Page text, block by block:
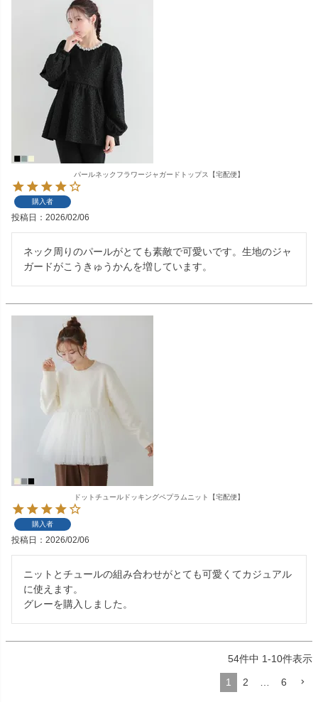
パールネックフラワージャガードトップス【宅配便】
購入者
投稿日 2026/02/06
ネック周りのパールがとても素敵で可愛いです。生地のジャ
ガードがこうきゅうかんを増しています。
ドットチュールドッキングペプラムニット【宅配便】
購入者
投稿日 2026/02/06
ニットとチュールの組み合わせがとても可愛くてカジュアル
に使えます。
グレーを購入しました。
54件中 1-10件表示
1 2 6